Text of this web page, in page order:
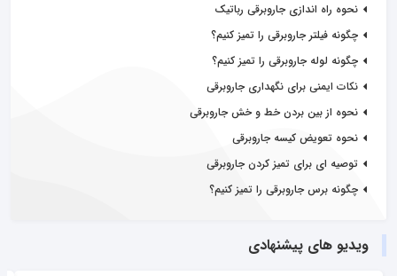
نحوه راه اندازی جاروبرقی رباتیک
چگونه فیلتر جاروبرقی را تمیز کنیم؟
چگونه لوله جاروبرقی را تمیز کنیم؟
نكات ايمنی برای نگهداری جاروبرقی
نحوه از بین بردن خط و خش جاروبرقی
نحوه تعویض کیسه جاروبرقی
توصیه ای برای تمیز کردن جاروبرقی
چگونه برس جاروبرقی را تمیز کنیم؟
ویدیو های پیشنهادی